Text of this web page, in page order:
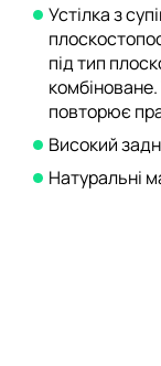
Устілка з
під тип
повторює
Високий
Натуральні